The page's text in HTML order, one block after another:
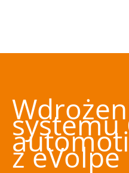
systemu
z eVolpe